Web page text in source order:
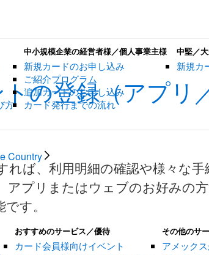
方
中小規模企業の経営者様／個人事業主様
新規カードのお申し込み
ご紹介プログラム
追加カードのお申し込み
カード発行までの流れ
中堅／
新規カ
Country
おすすめのサービス／優待
カード会員様向けイベント
その他のサ
アメック
の登録（アプリ
れば、利用明細の確認や様々な手
アプリまたはウェブのお好みの
す。